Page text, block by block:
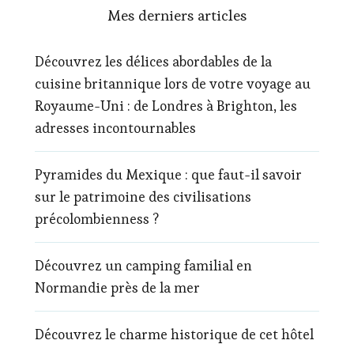
Mes derniers articles
Découvrez les délices abordables de la
cuisine britannique lors de votre voyage au
Royaume-Uni : de Londres à Brighton, les
adresses incontournables
Pyramides du Mexique : que faut-il savoir
sur le patrimoine des civilisations
précolombienness ?
Découvrez un camping familial en
Normandie près de la mer
Découvrez le charme historique de cet hôtel